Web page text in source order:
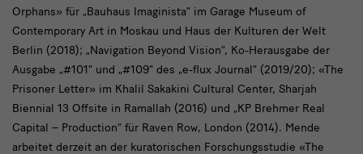
Orphans» für „Bauhaus Imaginista“ im Garage Museum of
Contemporary Art in Moskau und Haus der Kulturen der Welt
Berlin (2018); „Navigation Beyond Vision“, Ko-Herausgabe der
Ausgabe „#101“ und „#109“ des „e-flux Journal“ (2019/20); «The
Prisoner Letter» im Khalil Sakakini Cultural Center, Sharjah
Biennial 13 Offsite in Ramallah (2016) und „KP Brehmer Real
Capital – Production“ für Raven Row, London (2014). Mende
arbeitet derzeit an der kuratorischen Forschungsstudie «The